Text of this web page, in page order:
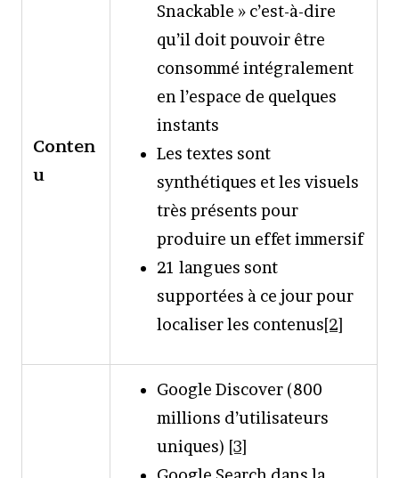
Conten
u
Snackable » c’est-à-dire
qu’il doit pouvoir être
consommé intégralement
en l’espace de quelques
instants
Les textes sont
synthétiques et les visuels
très présents pour
produire un effet immersif
21 langues sont
supportées à ce jour pour
localiser les contenus[2]
Google Discover (800
millions d’utilisateurs
uniques) [3]